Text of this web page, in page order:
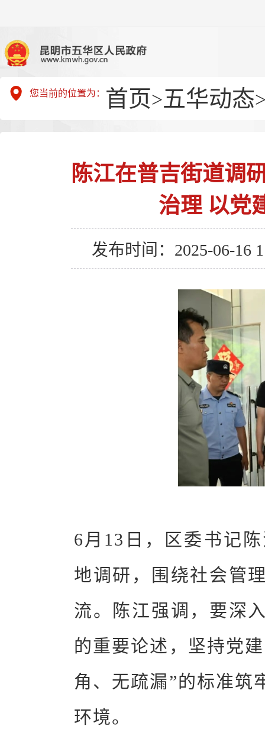
您当前的位置为： 首页>五华动态
陈江在普吉街道调
治理 以党
发布时间：2025-06-16
6月13日，区委书记
地调研，围绕社会管
流。陈江强调，要深
的重要论述，坚持党
角、无疏漏”的标准筑
环境。